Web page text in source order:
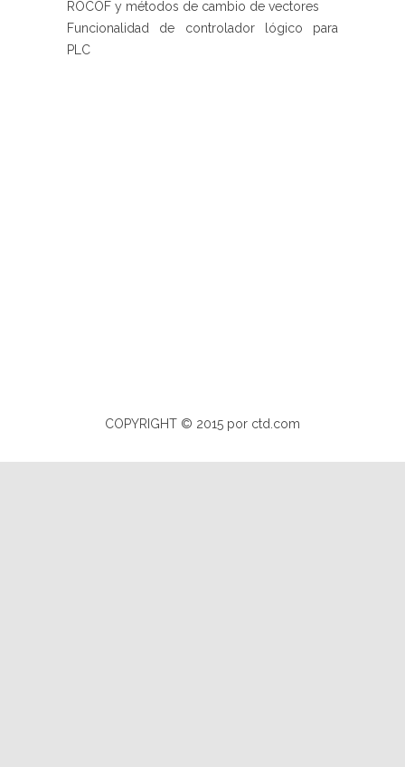
ROCOF y métodos de cambio de vectores
Funcionalidad de controlador lógico para
PLC
COPYRIGHT © 2015 por ctd.com